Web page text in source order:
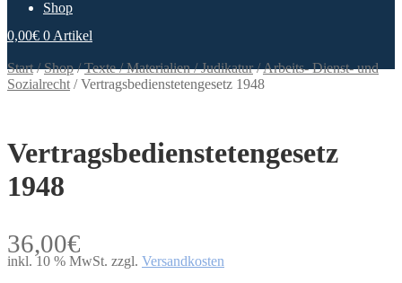
Shop
0,00€ 0 Artikel
Start/Shop/Texte / Materialien / Judikatur/Arbeits- Dienst- und
Sozialrecht /Vertragsbedienstetengesetz 1948
Vertragsbedienstetengesetz
1948
36,00€
inkl. 10 % MwSt. zzgl. Versandkosten